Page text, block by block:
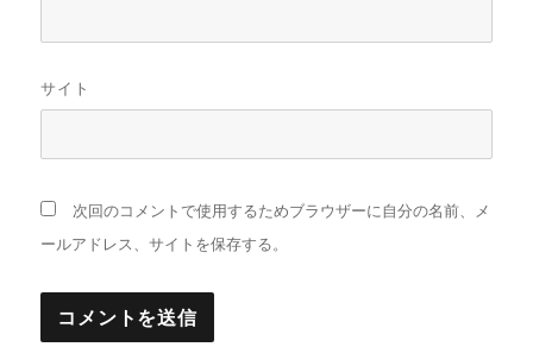
サイト
次回のコメントで使用するためブラウザーに自分の名前、メ
ールアドレス、サイトを保存する。